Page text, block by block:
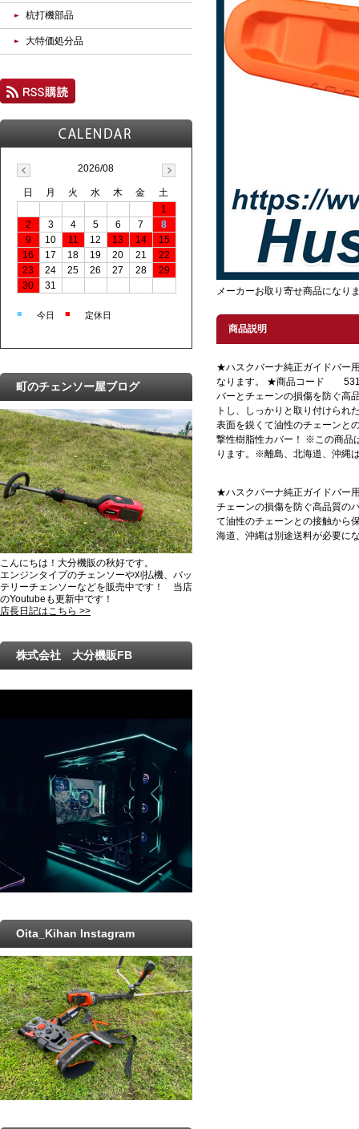
メーカーお取り寄せ商品になり
商品説明
★ハスクバーナ純正ガイドバー
なります。 ★商品コード
バーとチェーンの損傷を防ぐ高
トし、しっかりと取り付けられ
表面を鋭くて油性のチェーンと
撃性樹脂性カバー！ ※この商品
ります。※離島、北海道、沖縄
★ハスクバーナ純正ガイドバ
チェーンの損傷を防ぐ高品質の
て油性のチェーンとの接触から
海道、沖縄は別途送料が必要に
杭打機部品
大特価処分品
2026/08
日 月 火 水 木 金
土
1
2
3 4 5 6 7
8
9
10 11 12 13 14
15
16
17 18 19 20 21
22
23
24 25 26 27 28
29
30
31
■ 今日 ■ 定休日
町のチェンソー屋ブログ
こんにちは！大分機販の秋好です。
エンジンタイプのチェンソーや刈払機、バッ
テリーチェンソーなどを販売中です！ 当店
のYoutubeも更新中です！
店長日記はこちら >>
株式会社 大分機販FB
Oita_Kihan Instagram